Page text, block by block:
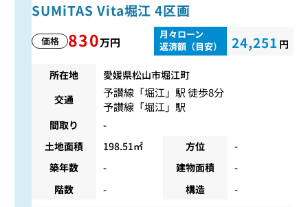
SUMiTAS Vita堀江 4区画
価格 830万円
月々ローン
返済額（目安）
24,251 円
所在地
愛媛県松山市堀江町
交通
予讃線 「堀江」駅 徒歩8分
予讃線 「堀江」駅
間取り
-
土地面積
198.51㎡ 方位
-
築年数
- 建物面積
-
階数
- 構造 -